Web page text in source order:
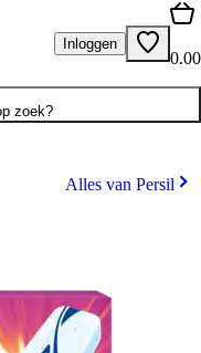
Inloggen
0.00
zoek?
Alles van Persil